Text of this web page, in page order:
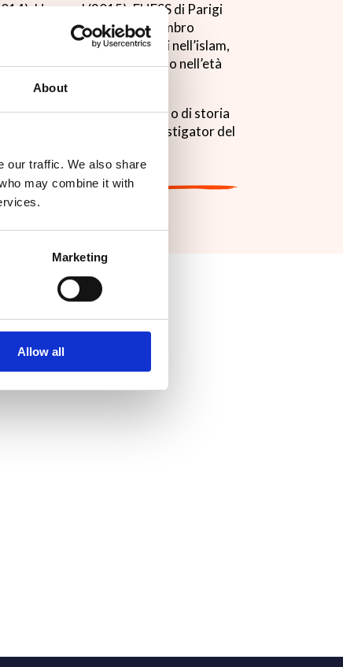
About
our traffic. We also share
may combine it with
Marketing
Allow all
Harvard (2015), EHESS di Parigi
Pennsylvania (2019) e membro
ricerche sui profeti biblici nell’islam,
e traduzioni del Corano nell’età
sull’islam in Occidente o di storia
dei Lincei ed è Principal Investigator del